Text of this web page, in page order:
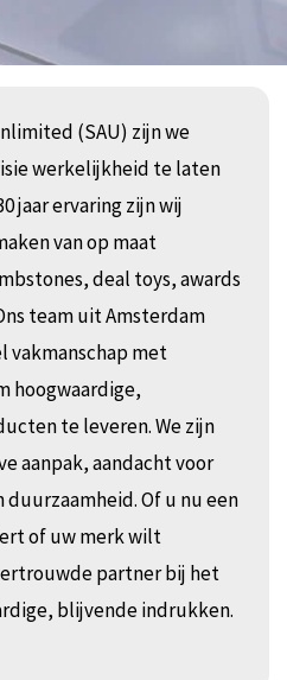
(SAU) zijn we
werkelijkheid te laten
jaar ervaring zijn wij
van op maat
deal toys, awards
team uit Amsterdam
met
hoogwaardige,
te leveren. We zijn
aanpak, aandacht voor
Of u nu een
of uw merk wilt
partner bij het
blijvende indrukken.